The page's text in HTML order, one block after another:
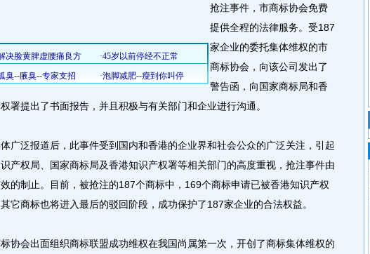
抢注事件，市商标协会免费
提供全程的法律服务。受187
家企业的委托集体维权的市
商标协会，向该公司发出了
警告函，向国家商标局和香
署提出了书面报告，并且积极与有关部门和企业进行沟通。
泛报道后，此事件受到国内和香港的企业界和社会公众的广泛关注，引起
产权局、国家商标局及香港知识产权署等相关部门的高度重视，抢注事件由
的制止。目前，被抢注的187个商标中，169个商标申请已被香港知识产权
它商标也将进入最后的驳回阶段，成功保护了187家企业的合法权益。
会出面组织商标联盟成功维权在我国尚属第一次，开创了商标集体维权的